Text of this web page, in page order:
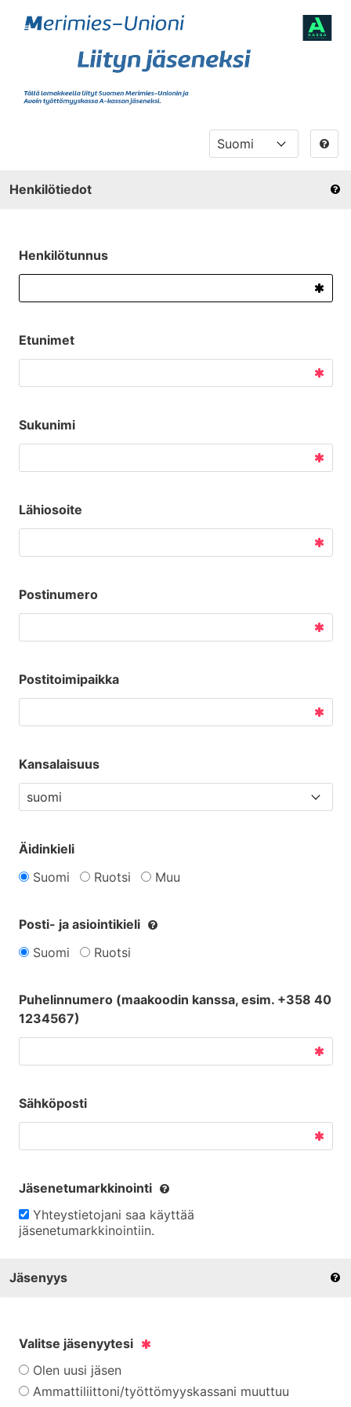
Henkilötiedot
Henkilötunnus
Etunimet
Sukunimi
Lähiosoite
Postinumero
Postitoimipaikka
Kansalaisuus
Äidinkieli
Suomi
Ruotsi Muu
Posti- ja asiointikieli
Suomi
Ruotsi
Puhelinnumero (maakoodin kanssa, esim. +358 40
1234567)
Sähköposti
Jäsenetumarkkinointi
Yhteystietojani saa käyttää
jäsenetumarkkinointiin.
Jäsenyys
Valitse jäsenyytesi
Olen uusi jäsen
Ammattiliittoni/työttömyyskassani muuttuu